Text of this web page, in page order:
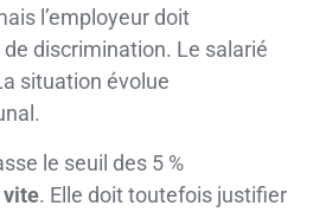
l’employeur doit
discrimination. Le salarié
situation évolue
le seuil des 5 %
vite. Elle doit toutefois justifier